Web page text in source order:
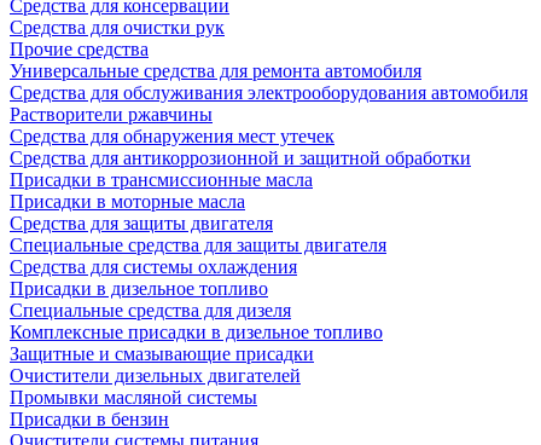
Средства для консервации
Средства для очистки рук
Прочие средства
Универсальные средства для ремонта автомобиля
Средства для обслуживания электрооборудования автомобиля
Растворители ржавчины
Средства для обнаружения мест утечек
Средства для антикоррозионной и защитной обработки
Присадки в трансмиссионные масла
Присадки в моторные масла
Средства для защиты двигателя
Специальныe средства для защиты двигателя
Средства для системы охлаждения
Присадки в дизельное топливо
Спeциальные средства для дизеля
Комплексные присадки в дизельное топливо
Защитные и смазывающие присадки
Очистители дизельных двигателей
Промывки масляной системы
Присадки в бензин
Очистители системы питания